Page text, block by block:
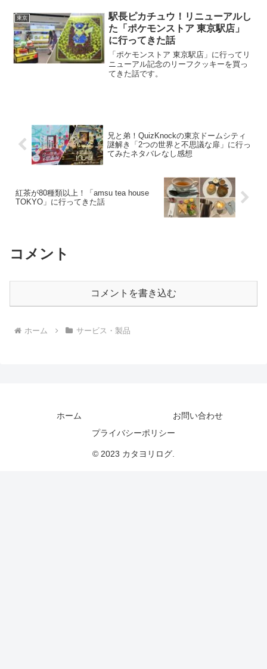
東京
駅長ピカチュウ！リニューアルし
た「ポケモンストア 東京駅店」
に行ってきた話
「ポケモンストア 東京駅店」に行ってリ
ニューアル記念のリーフクッキーを買っ
てきた話です。
兄と弟！QuizKnockの東京ドームシティ
謎解き「2つの世界と不思議な扉」に行っ
てみたネタバレなし感想
紅茶が80種類以上！「amsu tea house
TOKYO」に行ってきた話
コメント
コメントを書き込む
ホーム サービス・製品
ホーム
お問い合わせ
プライバシーポリシー
© 2023 カタヨリログ.